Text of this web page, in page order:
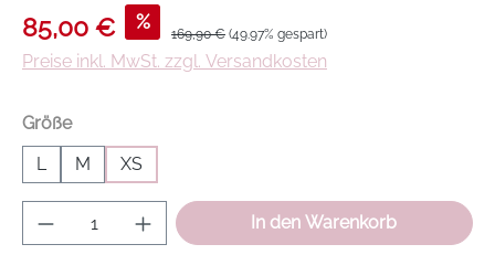
Verkaufspreis:
85,00 € % Regulärer Preis:
169,90 € (49.97% gespart)
Preise inkl. MwSt. zzgl. Versandkosten
Größeauswählen
L
M XS
Produkt Anzahl: Gib den gewünschten
In den Warenkorb